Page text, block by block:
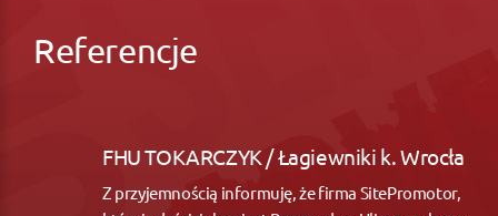
Referencje
FHU TOKARCZYK / Łagiewniki k. Wrocław
Z przyjemnością informuję, że firma SitePromotor,